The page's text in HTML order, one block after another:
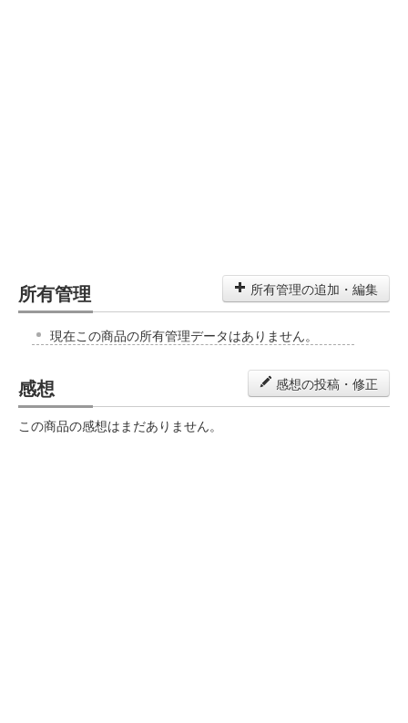
所有管理 所有管理の追加・編集
現在この商品の所有管理データはありません。
感想 感想の投稿・修正
この商品の感想はまだありません。